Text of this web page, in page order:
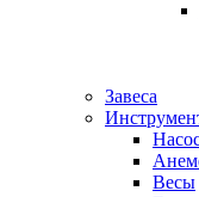
Завеса
Весы